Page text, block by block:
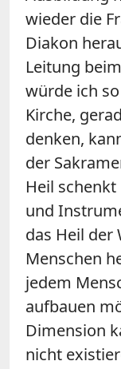
wieder die
Diakon
Leitung
würde ich
Kirche,
denken,
der
Heil schenkt
und
das Heil der
Menschen
jedem
aufbauen
Dimension
nicht